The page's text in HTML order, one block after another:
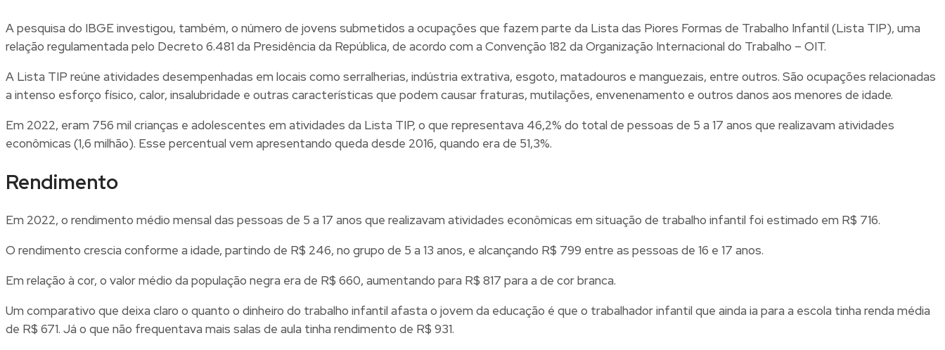
A pesquisa do IBGE investigou, também, o número de jovens submetidos a ocupações que fazem parte da Lista das Piores Formas de Trabalho Infantil (Lista TIP), uma
relação regulamentada pelo Decreto 6.481 da Presidência da República, de acordo com a Convenção 182 da Organização Internacional do Trabalho – OIT.
A Lista TIP reúne atividades desempenhadas em locais como serralherias, indústria extrativa, esgoto, matadouros e manguezais, entre outros. São ocupações relacionadas
a intenso esforço físico, calor, insalubridade e outras características que podem causar fraturas, mutilações, envenenamento e outros danos aos menores de idade.
Em 2022, eram 756 mil crianças e adolescentes em atividades da Lista TIP, o que representava 46,2% do total de pessoas de 5 a 17 anos que realizavam atividades
econômicas (1,6 milhão). Esse percentual vem apresentando queda desde 2016, quando era de 51,3%.
Rendimento
Em 2022, o rendimento médio mensal das pessoas de 5 a 17 anos que realizavam atividades econômicas em situação de trabalho infantil foi estimado em R$ 716.
O rendimento crescia conforme a idade, partindo de R$ 246, no grupo de 5 a 13 anos, e alcançando R$ 799 entre as pessoas de 16 e 17 anos.
Em relação à cor, o valor médio da população negra era de R$ 660, aumentando para R$ 817 para a de cor branca.
Um comparativo que deixa claro o quanto o dinheiro do trabalho infantil afasta o jovem da educação é que o trabalhador infantil que ainda ia para a escola tinha renda média
de R$ 671. Já o que não frequentava mais salas de aula tinha rendimento de R$ 931.